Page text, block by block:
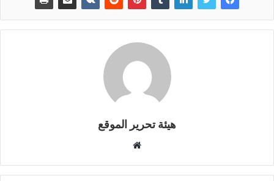
العربية جرأة على التطبيع مع
الصهاينة واندفاعا في هذا…
هيئة تحرير الموقع